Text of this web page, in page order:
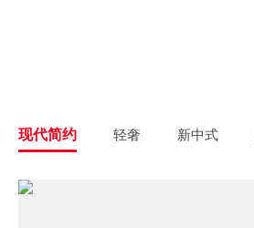
现代简约 轻奢 新中式